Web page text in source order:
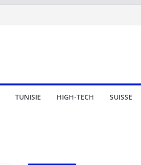
TUNISIE HIGH-TECH SUISSE